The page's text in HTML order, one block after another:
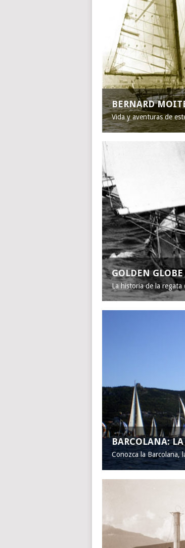
BERNARD
Vida y aventuras de
GOLDEN GLOBE
La historia de la regata
BARCOLANA:
Conozca la Barcolana,